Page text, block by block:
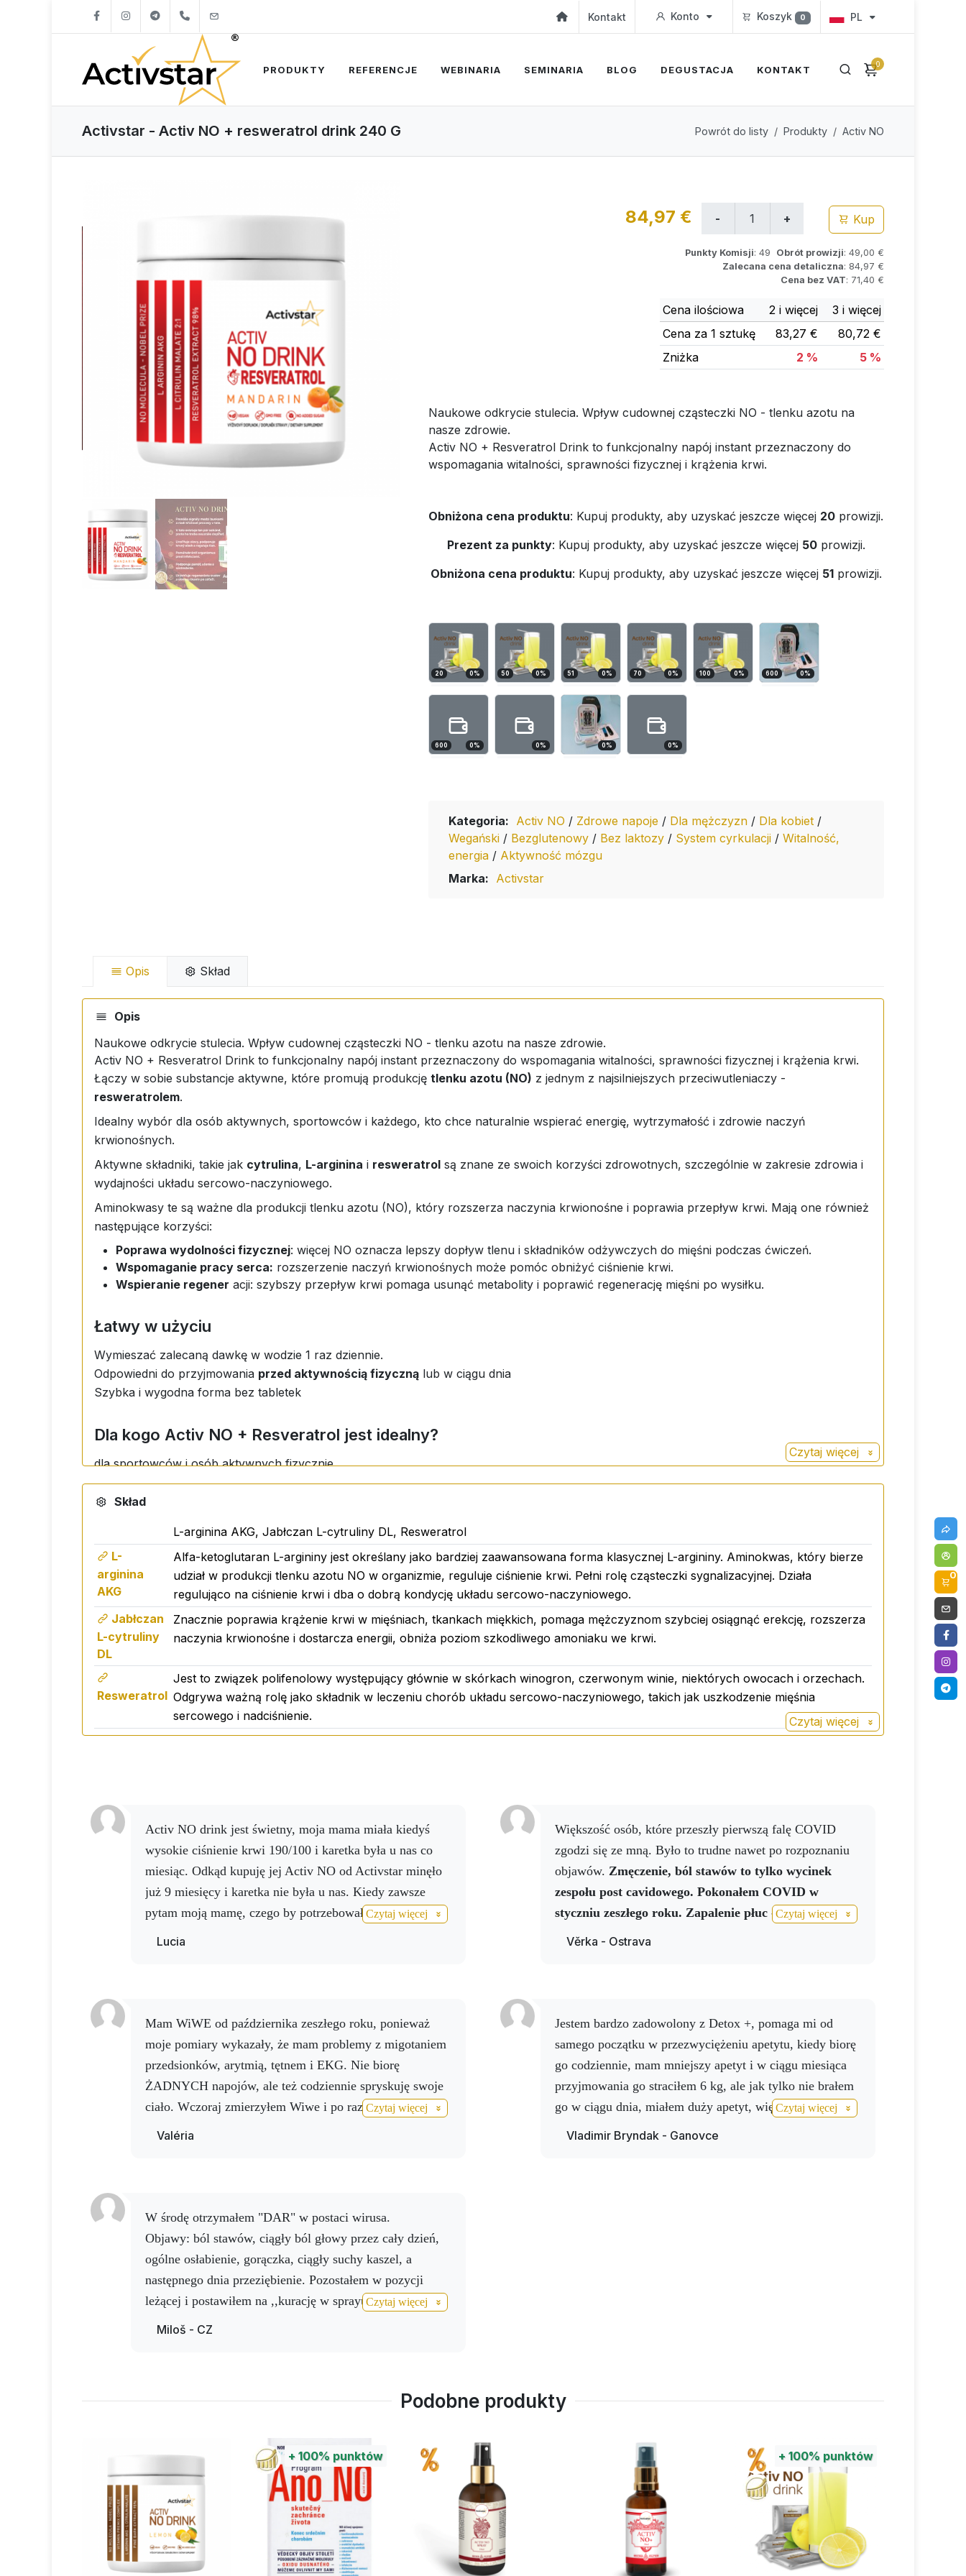
+421904262747 Kontakt Konto Koszyk 0 PL
0
PRODUKTY REFERENCJE WEBINARIA SEMINARIA BLOG DEGUSTACJA KONTAKT
Activstar - Activ NO + resweratrol drink 240 G Powrót do listy Produkty Activ NO
84,97 € Kup
Punkty Komisji: 49 Obrót prowizji: 49,00 €
Zalecana cena detaliczna: 84,97 €
Cena bez VAT: 71,40 €
Cena ilościowa 2 i więcej
3 i więcej
Cena za 1 sztukę
83,27 €
80,72 €
Zniżka
2 % 5 %
Naukowe odkrycie stulecia. Wpływ cudownej cząsteczki NO - tlenku azotu na
nasze zdrowie.
Activ NO + Resveratrol Drink to funkcjonalny napój instant przeznaczony do
wspomagania witalności, sprawności fizycznej i krążenia krwi.
Obniżona cena produktu: Kupuj produkty, aby uzyskać jeszcze więcej 20 prowizji.
Prezent za punkty: Kupuj produkty, aby uzyskać jeszcze więcej 50prowizji.
Obniżona cena produktu: Kupuj produkty, aby uzyskać jeszcze więcej 51prowizji.
20 0% 50 0% 51 0% 70 0% 100 0% 600 0%
600 0% 0% 0% 0%
Kategoria: Activ NO / Zdrowe napoje / Dla mężczyzn / Dla kobiet /
Wegański / Bezglutenowy / Bez laktozy / System cyrkulacji / Witalność,
energia / Aktywność mózgu
Marka: Activstar
Opis Skład
Opis
Naukowe odkrycie stulecia. Wpływ cudownej cząsteczki NO - tlenku azotu na nasze zdrowie.
Activ NO + Resveratrol Drink to funkcjonalny napój instant przeznaczony do wspomagania witalności, sprawności fizycznej i krążenia krwi.
Łączy w sobie substancje aktywne, które promują produkcję tlenku azotu (NO) z jednym z najsilniejszych przeciwutleniaczy -
resweratrolem.
Idealny wybór dla osób aktywnych, sportowców i każdego, kto chce naturalnie wspierać energię, wytrzymałość i zdrowie naczyń
krwionośnych.
Aktywne składniki, takie jak cytrulina, L-arginina i resweratrol są znane ze swoich korzyści zdrowotnych, szczególnie w zakresie zdrowia i
wydajności układu sercowo-naczyniowego.
Aminokwasy te są ważne dla produkcji tlenku azotu (NO), który rozszerza naczynia krwionośne i poprawia przepływ krwi. Mają one również
następujące korzyści:
Poprawa wydolności fizycznej: więcej NO oznacza lepszy dopływ tlenu i składników odżywczych do mięśni podczas ćwiczeń.
Wspomaganie pracy serca: rozszerzenie naczyń krwionośnych może pomóc obniżyć ciśnienie krwi.
Wspieranie regener acji: szybszy przepływ krwi pomaga usunąć metabolity i poprawić regenerację mięśni po wysiłku.
Łatwy w użyciu
Wymieszać zalecaną dawkę w wodzie 1 raz dziennie.
Odpowiedni do przyjmowania przed aktywnością fizyczną lub w ciągu dnia
Szybka i wygodna forma bez tabletek
Dla kogo Activ NO + Resveratrol jest idealny?
dla sportowców i osób aktywnych fizycznie
✔ na stres fizyczny i psychiczny
✔ gdy potrzebujesz zwiększyć energię i wytrzymałość
dla każdego, kto chce chronić komórki przed stresem oksydacyjnym.
Activ NO + Resveratrol- gdy potrzebujesz więcej energii, lepszej wydajności i ochrony komórek w jednym napoju
Czytaj więcej
Skład
L-arginina AKG, Jabłczan L-cytruliny DL, Resweratrol
L-
arginina
AKG
Alfa-ketoglutaran L-argininy jest określany jako bardziej zaawansowana forma klasycznej L-argininy. Aminokwas, który bierze
udział w produkcji tlenku azotu NO w organizmie, reguluje ciśnienie krwi. Pełni rolę cząsteczki sygnalizacyjnej. Działa
regulująco na ciśnienie krwi i dba o dobrą kondycję układu sercowo-naczyniowego.
Jabłczan
L-cytruliny
DL
Znacznie poprawia krążenie krwi w mięśniach, tkankach miękkich, pomaga mężczyznom szybciej osiągnąć erekcję, rozszerza
naczynia krwionośne i dostarcza energii, obniża poziom szkodliwego amoniaku we krwi.
Resweratrol
Jest to związek polifenolowy występujący głównie w skórkach winogron, czerwonym winie, niektórych owocach i orzechach.
Odgrywa ważną rolę jako składnik w leczeniu chorób układu sercowo-naczyniowego, takich jak uszkodzenie mięśnia
sercowego i nadciśnienie.
Czytaj więcej
Activ NO drink jest świetny, moja mama miała kiedyś
wysokie ciśnienie krwi 190/100 i karetka była u nas co
miesiąc. Odkąd kupuję jej Activ NO od Activstar minęło
już 9 miesięcy i karetka nie była u nas. Kiedy zawsze
pytam moją mamę, czego by potrzebowała, kiedy ma
wakacje, mówi, że nic, tylko kupuje mi napoje Activ NO.
Czytaj więcej
Lucia
Większość osób, które przeszły pierwszą falę COVID
zgodzi się ze mną. Było to trudne nawet po rozpoznaniu
objawów. Zmęczenie, ból stawów to tylko wycinek
zespołu post cavidowego. Pokonałem COVID w
styczniu zeszłego roku. Zapalenie płuc - na szczęście
bez następstw, płuca pięknie czyste.
mną tramwajem Activ Resveratrol.
Po prostu podstawa
zdrowych naczyń krwionośnych (oczywiście zachowam je
czyste na dłużej). Ze stawami miałem do czynienia w
przeszłości (zamrożony bark - teraz nie ma problemów),
to już inny rozdział. Załączam wyniki badań.
Czytaj więcej
Věrka - Ostrava
Mam WiWE od października zeszłego roku, ponieważ
moje pomiary wykazały, że mam problemy z migotaniem
przedsionków, arytmią, tętnem i EKG. Nie biorę
ŻADNYCH napojów, ale też codziennie spryskuję swoje
ciało. Wczoraj zmierzyłem Wiwe i po raz pierwszy
wszystko było na zielono. Dzięki NO drink. Dziękuję za
Czytaj więcej
Valéria
Jestem bardzo zadowolony z Detox +, pomaga mi od
samego początku w przezwyciężeniu apetytu, kiedy biorę
go codziennie, mam mniejszy apetyt i w ciągu miesiąca
przyjmowania go straciłem 6 kg, ale jak tylko nie brałem
go w ciągu dnia, miałem duży apetyt, więc polecam
przyjmowanie go regularnie bez przerwy. Po zażywaniu
Czytaj więcej
Vladimir Bryndak - Ganovce
W środę otrzymałem "DAR" w postaci wirusa.
Objawy: ból stawów, ciągły ból głowy przez cały dzień,
ogólne osłabienie, gorączka, ciągły suchy kaszel, a
następnego dnia przeziębienie. Pozostałem w pozycji
leżącej i postawiłem na ,,kurację w sprayu":
produkty - spraye: Activ Help, Activ Tusin, Activ 3 / co 2-
Rezultat: w piątek, tj. dzień 3, byłem prawie sprawny
Czytaj więcej
Miloš - CZ
Podobne produkty
+100% punktów + 100%punktów
0